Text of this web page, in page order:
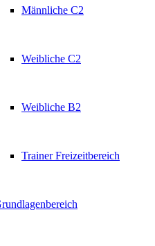
Männliche C2
Weibliche C2
Weibliche B2
Trainer Freizeitbereich